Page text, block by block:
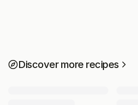
Discover more recipes